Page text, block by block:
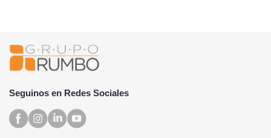
Seguinos en Redes Sociales